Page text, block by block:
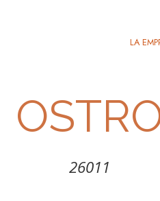
LA
26011